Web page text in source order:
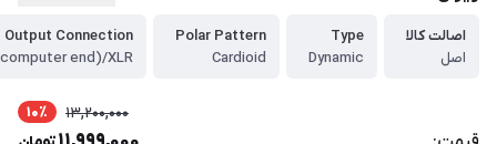
اصالت کالا
اصل
Type
Dynamic
Polar Pattern
Cardioid
Output Connection
13,200,000 10٪